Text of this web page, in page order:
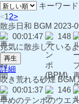
キーワード
<12>
散歩日和 BGM 2023-
00:01:47
148
元気に散歩している
再生
詳細
吹き荒れる砂煙 BGM
00:01:37
146
早めのテンポのウエス